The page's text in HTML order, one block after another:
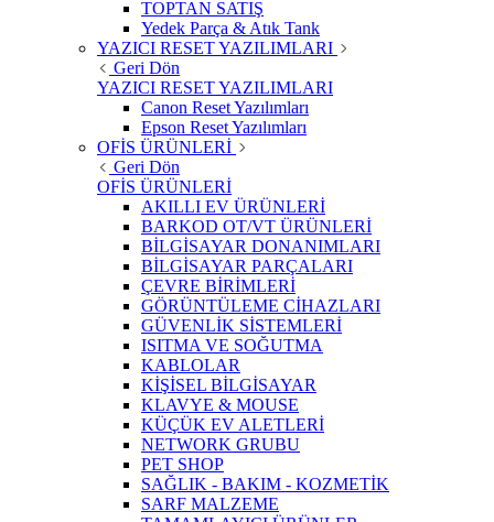
TOPTAN SATIŞ
Yedek Parça & Atık Tank
YAZICI RESET YAZILIMLARI
Geri Dön
YAZICI RESET YAZILIMLARI
Canon Reset Yazılımları
Epson Reset Yazılımları
OFİS ÜRÜNLERİ
Geri Dön
OFİS ÜRÜNLERİ
AKILLI EV ÜRÜNLERİ
BARKOD OT/VT ÜRÜNLERİ
BİLGİSAYAR DONANIMLARI
BİLGİSAYAR PARÇALARI
ÇEVRE BİRİMLERİ
GÖRÜNTÜLEME CİHAZLARI
GÜVENLİK SİSTEMLERİ
ISITMA VE SOĞUTMA
KABLOLAR
KİŞİSEL BİLGİSAYAR
KLAVYE & MOUSE
KÜÇÜK EV ALETLERİ
NETWORK GRUBU
PET SHOP
SAĞLIK - BAKIM - KOZMETİK
SARF MALZEME